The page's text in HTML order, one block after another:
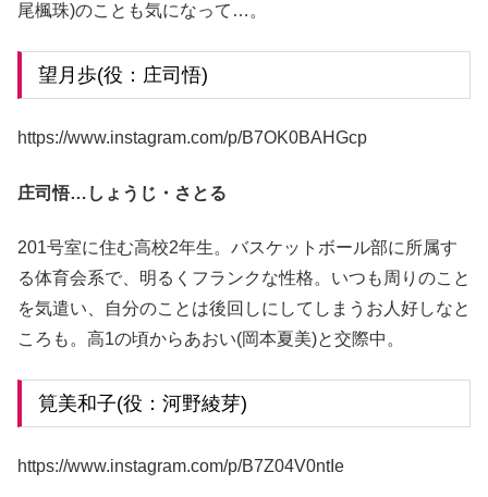
尾楓珠)のことも気になって…。
望月歩(役：庄司悟)
https://www.instagram.com/p/B7OK0BAHGcp
庄司悟…しょうじ・さとる
201号室に住む高校2年生。バスケットボール部に所属す
る体育会系で、明るくフランクな性格。いつも周りのこと
を気遣い、自分のことは後回しにしてしまうお人好しなと
ころも。高1の頃からあおい(岡本夏美)と交際中。
筧美和子(役：河野綾芽)
https://www.instagram.com/p/B7Z04V0ntIe